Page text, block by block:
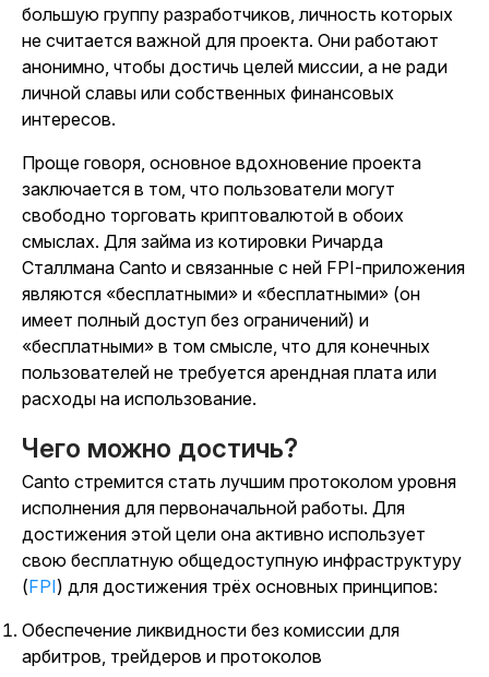
большую группу разработчиков, личность которых
не считается важной для проекта. Они работают
анонимно, чтобы достичь целей миссии, а не ради
личной славы или собственных финансовых
интересов.
Проще говоря, основное вдохновение проекта
заключается в том, что пользователи могут
свободно торговать криптовалютой в обоих
смыслах. Для займа из котировки Ричарда
Сталлмана Canto и связанные с ней FPI-приложения
являются «бесплатными» и «бесплатными» (он
имеет полный доступ без ограничений) и
«бесплатными» в том смысле, что для конечных
пользователей не требуется арендная плата или
расходы на использование.
Чего можно достичь?
Canto стремится стать лучшим протоколом уровня
исполнения для первоначальной работы. Для
достижения этой цели она активно использует
свою бесплатную общедоступную инфраструктуру
(FPI) для достижения трёх основных принципов:
Обеспечение ликвидности без комиссии для
арбитров, трейдеров и протоколов